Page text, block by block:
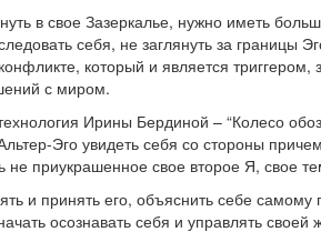
в свое Зазеркалье, нужно иметь
себя, не заглянуть за границы
который и является
с миром.
Ирины Бердиной – “Колесо
Эго увидеть себя со стороны
не приукрашенное свое второе Я, свое
и принять его, объяснить себе
осознавать себя и управлять своей